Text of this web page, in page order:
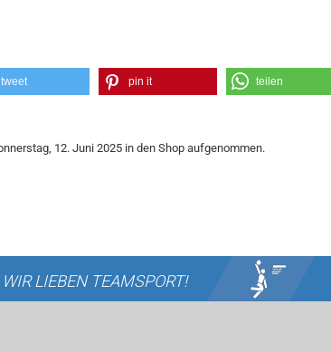
tweet pin it teilen
12. Juni 2025 in den Shop aufgenommen.
WIR LIEBEN TEAMSPORT!